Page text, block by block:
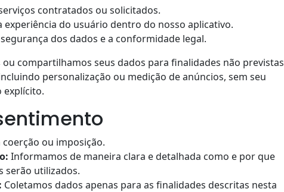
contratados ou solicitados.
experiência do usuário dentro do nosso aplicativo.
dos dados e a conformidade legal.
compartilhamos seus dados para finalidades não previstas
personalização ou medição de anúncios, sem seu
explícito.
coerção ou imposição.
Informamos de maneira clara e detalhada como e por que
serão utilizados.
Coletamos dados apenas para as finalidades descritas nesta